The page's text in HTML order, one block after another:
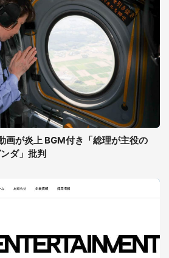
画が炎上 BGM付き「総理が主役の
ダ」批判